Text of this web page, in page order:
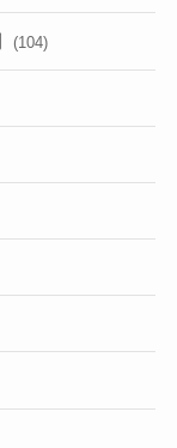
(104)